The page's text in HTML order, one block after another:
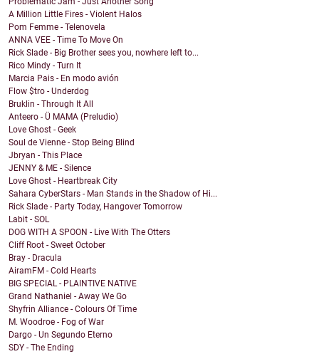
A Million Little Fires - Violent Halos
Pom Femme - Telenovela
ANNA VEE - Time To Move On
Rick Slade - Big Brother sees you, nowhere left to...
Rico Mindy - Turn It
Marcia Pais - En modo avión
Flow $tro - Underdog
Bruklin - Through It All
Anteero - Ü MAMA (Preludio)
Love Ghost - Geek
Soul de Vienne - Stop Being Blind
Jbryan - This Place
JENNY & ME - Silence
Love Ghost - Heartbreak City
Sahara CyberStars - Man Stands in the Shadow of Hi...
Rick Slade - Party Today, Hangover Tomorrow
Labit - SOL
DOG WITH A SPOON - Live With The Otters
Cliff Root - Sweet October
Bray - Dracula
AiramFM - Cold Hearts
BIG SPECIAL - PLAINTIVE NATIVE
Grand Nathaniel - Away We Go
Shyfrin Alliance - Colours Of Time
M. Woodroe - Fog of War
Dargo - Un Segundo Eterno
SDY - The Ending